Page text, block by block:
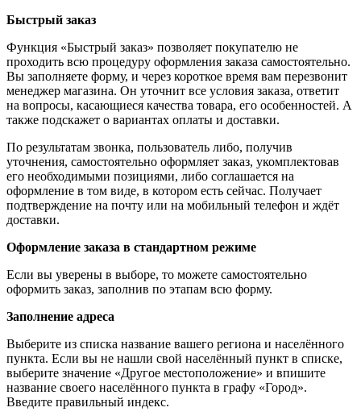
Быстрый заказ
Функция «Быстрый заказ» позволяет покупателю не
проходить всю процедуру оформления заказа самостоятельно.
Вы заполняете форму, и через короткое время вам перезвонит
менеджер магазина. Он уточнит все условия заказа, ответит
на вопросы, касающиеся качества товара, его особенностей. А
также подскажет о вариантах оплаты и доставки.
По результатам звонка, пользователь либо, получив
уточнения, самостоятельно оформляет заказ, укомплектовав
его необходимыми позициями, либо соглашается на
оформление в том виде, в котором есть сейчас. Получает
подтверждение на почту или на мобильный телефон и ждёт
доставки.
Оформление заказа в стандартном режиме
Если вы уверены в выборе, то можете самостоятельно
оформить заказ, заполнив по этапам всю форму.
Заполнение адреса
Выберите из списка название вашего региона и населённого
пункта. Если вы не нашли свой населённый пункт в списке,
выберите значение «Другое местоположение» и впишите
название своего населённого пункта в графу «Город».
Введите правильный индекс.